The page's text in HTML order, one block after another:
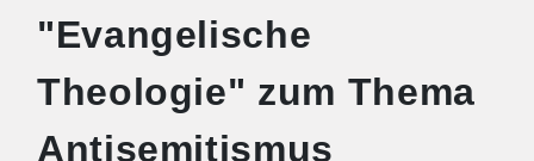
"Evangelische
Theologie" zum Thema
Antisemitismus